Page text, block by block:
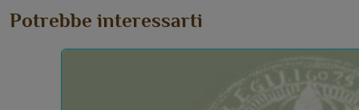
Potrebbe interessarti